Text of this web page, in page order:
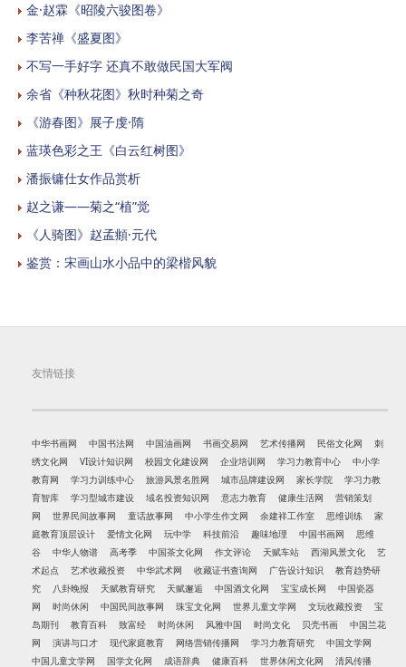
金·赵霖《昭陵六骏图卷》
李苦禅《盛夏图》
不写一手好字 还真不敢做民国大军阀
余省《种秋花图》秋时种菊之奇
《游春图》展子虔·隋
蓝瑛色彩之王《白云红树图》
潘振镛仕女作品赏析
赵之谦——菊之“植”觉
《人骑图》赵孟頫·元代
鉴赏：宋画山水小品中的梁楷风貌
友情链接
中华书画网 中国书法网 中国油画网 书画交易网 艺术传播网 民俗文化网
刺
绣文化网
VI设计知识网 校园文化建设网 企业培训网 学习力教育中心
中小学
教育网
学习力训练中心 旅游风景名胜网 城市品牌建设网 家长学院
学习力教
育智库
学习型城市建设 域名投资知识网 意志力教育 健康生活网
营销策划
网
世界民间故事网 童话故事网 中小学生作文网 余建祥工作室 思维训练
家
庭教育顶层设计
爱情文化网 玩中学 科技前沿 趣味地理 中国书画网
思维
谷
中华人物谱 高考季 中国茶文化网 作文评论 天赋车站 西湖风景文化
艺
术起点
艺术收藏投资 中华武术网 收藏证书查询网 广告设计知识
教育趋势研
究
八卦晚报 天赋教育研究 天赋邂逅 中国酒文化网 宝宝成长网
中国瓷器
网
时尚休闲 中国民间故事网 珠宝文化网 世界儿童文学网 文玩收藏投资
宝
岛期刊
教育百科 致富经 时尚休闲 风雅中国 时尚文化 贝壳书画
中国兰花
网
演讲与口才 现代家庭教育 网络营销传播网 学习力教育研究
中国文学网
中国儿童文学网
国学文化网 成语辞典 健康百科 世界休闲文化网 清风传播